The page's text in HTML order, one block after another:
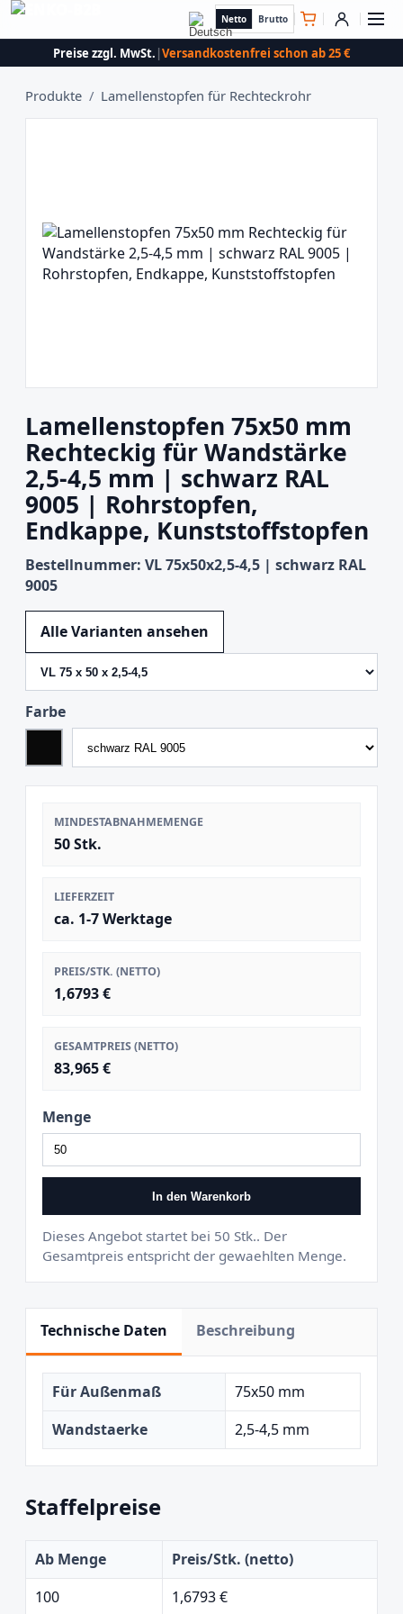
Netto Brutto
Preise zzgl. MwSt. |Versandkostenfrei schon ab 25 €
Produkte / Lamellenstopfen für Rechteckrohr
Lamellenstopfen 75x50 mm
Rechteckig für Wandstärke
2,5-4,5 mm | schwarz RAL
9005 | Rohrstopfen,
Endkappe, Kunststoffstopfen
Bestellnummer: VL 75x50x2,5-4,5 | schwarz RAL
9005
Alle Varianten ansehen
Farbe
MINDESTABNAHMEMENGE
50 Stk.
LIEFERZEIT
ca. 1-7 Werktage
PREIS/STK. (NETTO)
1,6793 €
GESAMTPREIS (NETTO)
83,965 €
Menge
In den Warenkorb
Dieses Angebot startet bei 50 Stk.. Der
Gesamtpreis entspricht der gewaehlten Menge.
Technische Daten Beschreibung
Für Außenmaß
75x50 mm
Wandstaerke
2,5-4,5 mm
Staffelpreise
Ab Menge
Preis/Stk. (netto)
100
1,6793 €